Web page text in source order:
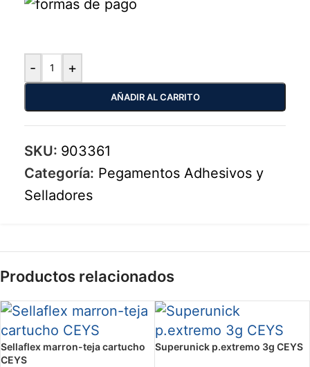
- +
AÑADIR AL CARRITO
SKU: 903361
Categoría: Pegamentos Adhesivos y
Selladores
Productos relacionados
Sellaflex marron-teja cartucho
CEYS
Superunick p.extremo 3g CEYS